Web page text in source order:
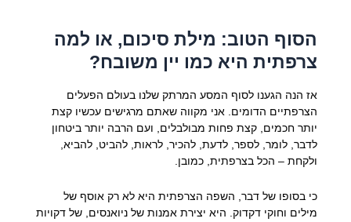
הסוף הטוב: מילת סיכום, או למה
צרפתית היא כמו יין משובח?
אז הנה הגענו לסוף המסע המרתק שלנו בעולם הפעלים
הצרפתיים הדומים. אני מקווה שאתם מרגישים עכשיו קצת
יותר חכמים, קצת פחות מבולבלים, ועם הרבה יותר ביטחון
לדבר, לומר, לספר, לדעת, להכיר, לראות, להביט, להביא,
ולקחת – הכל בצרפתית, כמובן.
כי בסופו של דבר, השפה הצרפתית היא לא רק אוסף של
מילים וחוקי דקדוק. היא יצירת אמנות של ניואנסים, של דקויות